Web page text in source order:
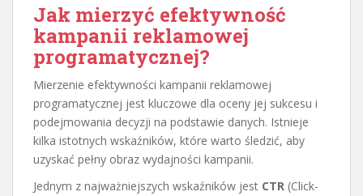
Jak mierzyć efektywność
kampanii reklamowej
programatycznej?
Mierzenie efektywności kampanii reklamowej
programatycznej jest kluczowe dla oceny jej sukcesu i
podejmowania decyzji na podstawie danych. Istnieje
kilka istotnych wskaźników, które warto śledzić, aby
uzyskać pełny obraz wydajności kampanii.
Jednym z najważniejszych wskaźników jest CTR (Click-